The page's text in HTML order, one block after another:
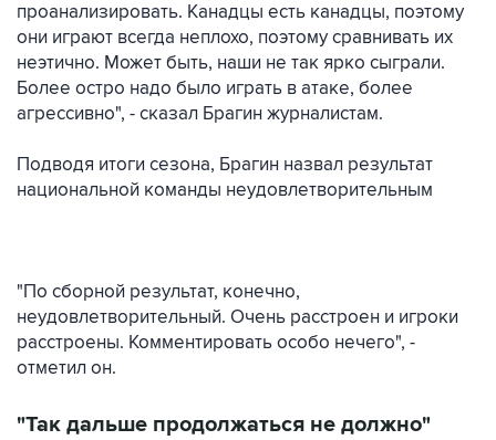
проанализировать. Канадцы есть канадцы, поэтому
они играют всегда неплохо, поэтому сравнивать их
неэтично. Может быть, наши не так ярко сыграли.
Более остро надо было играть в атаке, более
агрессивно", - сказал Брагин журналистам.
Подводя итоги сезона, Брагин назвал результат
национальной команды неудовлетворительным
"По сборной результат, конечно,
неудовлетворительный. Очень расстроен и игроки
расстроены. Комментировать особо нечего", -
отметил он.
"Так дальше продолжаться не должно"